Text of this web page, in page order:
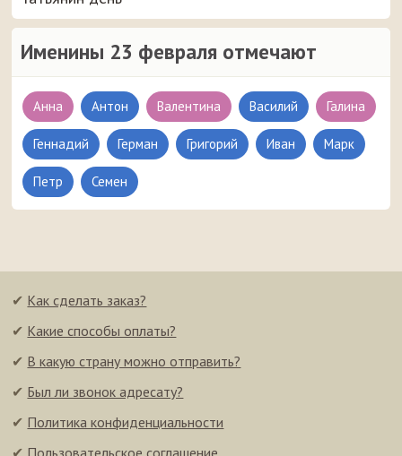
Именины 23 февраля отмечают
Анна Антон Валентина Василий Галина
Геннадий Герман Григорий Иван Марк
Петр Семен
✔ Как сделать заказ?
✔ Какие способы оплаты?
✔ В какую страну можно отправить?
✔ Был ли звонок адресату?
✔ Политика конфиденциальности